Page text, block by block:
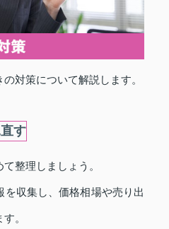
対策について解説します。
す
整理しましょう。
を収集し、価格相場や売り出
。